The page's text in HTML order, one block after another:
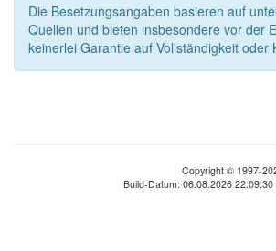
Die Besetzungsangaben basieren auf
Quellen und bieten insbesondere vor der
keinerlei Garantie auf Vollständigkeit oder
Copyright © 1997-
Build-Datum: 06.08.2026 22:09:30